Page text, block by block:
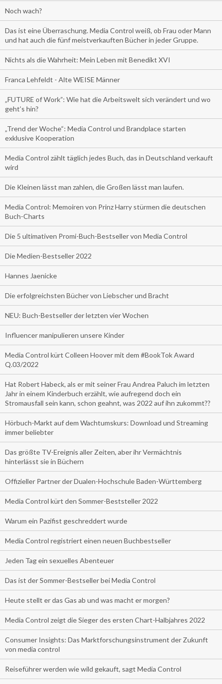
Noch wach?
Das ist eine Überraschung. Media Control weiß, ob Frau oder Mann
und hat auch die fünf meistverkauften Bücher in jeder Gruppe.
Nichts als die Wahrheit: Mein Leben mit Benedikt XVI
Franca Lehfeldt - Alte WEISE Männer
„FUTURE of Work”: Wie hat die Arbeitswelt sich verändert und wo
geht’s hin?
„Trend der Woche“: Media Control und Brandplace starten
exklusive Kooperation
Media Control zählt täglich jedes Buch, das in Deutschland verkauft
wird
Die Kleinen lässt man zahlen, die Großen lässt man laufen.
Media Control: Memoiren von Prinz Harry stürmen die deutschen
Buch-Charts
Die 5 ultimativen Promi-Buch-Bestseller von Media Control
Die Medien-Bestseller 2022
Hannes Jaenicke
Die erfolgreichsten Bücher von Liebscher und Bracht
NEU: Buch-Bestseller der letzten vier Wochen
Influencer manipulieren unsere Kinder
Media Control kürt Colleen Hoover mit dem #BookTok Award
Q.03/2022
Hat Robert Habeck, als er mit seiner Frau Andrea Paluch im letzten
Jahr in einem Kinderbuch erzählt, wie aufregend doch ein
Stromausfall sein kann, schon geahnt, was 2022 auf ihn zukommt??
Hörbuch-Markt auf dem Wachtumskurs: Download und Streaming
immer beliebter
Das größte TV-Ereignis aller Zeiten, aber ihr Vermächtnis
hinterlässt sie in Büchern
Offizieller Partner der Dualen-Hochschule Baden-Württemberg
Media Control kürt den Sommer-Beststeller 2022
Warum ein Pazifist geschreddert wurde
Media Control registriert einen neuen Buchbestseller
Jeden Tag ein sexuelles Abenteuer
Das ist der Sommer-Bestseller bei Media Control
Heute stellt er das Gas ab und was macht er morgen?
Media Control zeigt die Sieger des ersten Chart-Halbjahres 2022
Consumer Insights: Das Marktforschungsinstrument der Zukunft
von media control
Reiseführer werden wie wild gekauft, sagt Media Control